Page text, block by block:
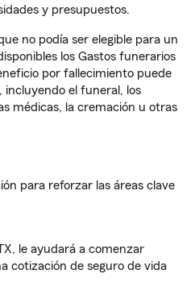
y presupuestos.
no podía ser elegible para un
los Gastos funerarios
por fallecimiento puede
incluyendo el funeral, los
médicas, la cremación u otras
para reforzar las áreas clave
le ayudará a comenzar
cotización de seguro de vida